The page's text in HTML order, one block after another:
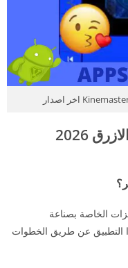
اسئلة حول تحميل كين ماستر الازرق 2026
الخاصة بصناعة
التطبيق عن طريق الخطوات